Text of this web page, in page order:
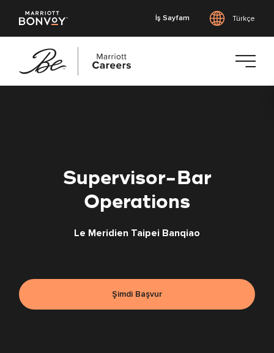
İş Sayfam Türkçe
Supervisor-Bar
Operations
Le Meridien Taipei Banqiao
Şimdi Başvur